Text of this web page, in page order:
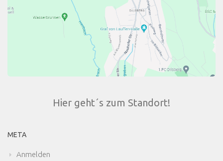
Hier geht´s zum Standort!
META
Anmelden